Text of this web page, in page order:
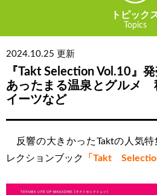
トピック
Topics
2024.10.25 更新
『Takt Selection Vol.10』
あったまる温泉とグルメ
イーツなど
反響の大きかったTaktの人気特
レクションブック
「Takt